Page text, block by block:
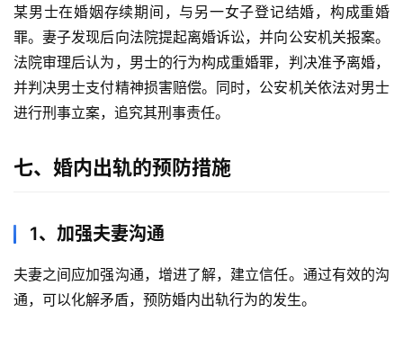
某男士在婚姻存续期间，与另一女子登记结婚，构成重婚
罪。妻子发现后向法院提起离婚诉讼，并向公安机关报案。
法院审理后认为，男士的行为构成重婚罪，判决准予离婚，
并判决男士支付精神损害赔偿。同时，公安机关依法对男士
进行刑事立案，追究其刑事责任。
七、婚内出轨的预防措施
1、加强夫妻沟通
夫妻之间应加强沟通，增进了解，建立信任。通过有效的沟
通，可以化解矛盾，预防婚内出轨行为的发生。